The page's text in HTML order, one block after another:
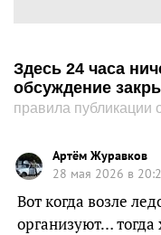
Здесь 24 часа
обсуждение
правила публикации
Артём Журавков
28 мая 2026 в
Вот когда возле
организуют… тогда